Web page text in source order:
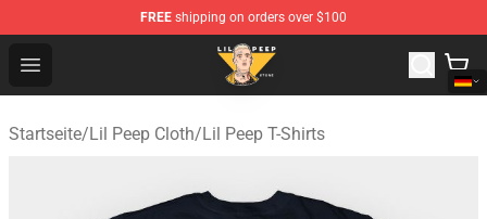
FREE shipping on orders over $100
Open menu
Lil Peep Store - Official Lil Peep Merchandise Shop
Startseite/Lil Peep Cloth/Lil Peep T-Shirts